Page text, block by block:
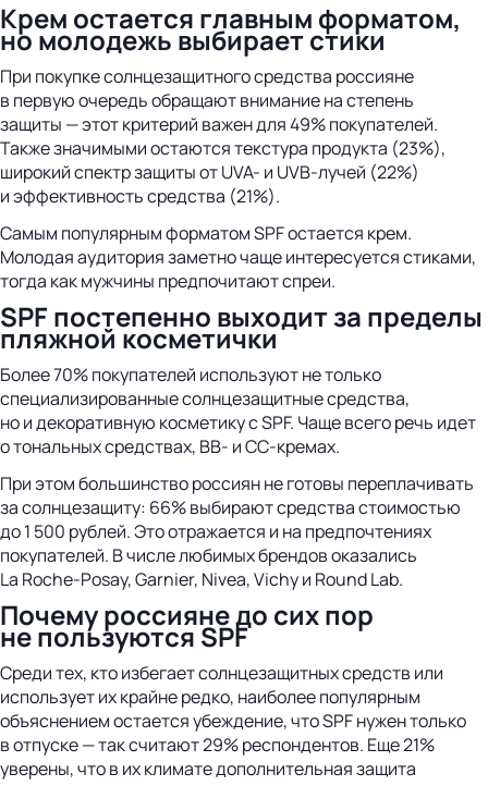
Крем остается главным форматом,
но молодежь выбирает стики
При покупке солнцезащитного средства россияне
в первую очередь обращают внимание на степень
защиты — этот критерий важен для 49% покупателей.
Также значимыми остаются текстура продукта (23%),
широкий спектр защиты от UVA- и UVB-лучей (22%)
и эффективность средства (21%).
Самым популярным форматом SPF остается крем.
Молодая аудитория заметно чаще интересуется стиками,
тогда как мужчины предпочитают спреи.
SPF постепенно выходит за пределы
пляжной косметички
Более 70% покупателей используют не только
специализированные солнцезащитные средства,
но и декоративную косметику с SPF. Чаще всего речь идет
о тональных средствах, BB- и CC-кремах.
При этом большинство россиян не готовы переплачивать
за солнцезащиту: 66% выбирают средства стоимостью
до 1 500 рублей. Это отражается и на предпочтениях
покупателей. В числе любимых брендов оказались
La Roche-Posay, Garnier, Nivea, Vichy и Round Lab.
Почему россияне до сих пор
не пользуются SPF
Среди тех, кто избегает солнцезащитных средств или
использует их крайне редко, наиболее популярным
объяснением остается убеждение, что SPF нужен только
в отпуске — так считают 29% респондентов. Еще 21%
уверены, что в их климате дополнительная защита